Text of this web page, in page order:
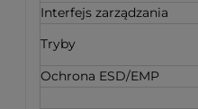
Interfejs zarządzania
Tryby
Ochrona ESD/EMP